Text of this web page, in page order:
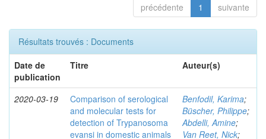
précédente 1 suivante
Résultats trouvés : Documents
Date de
publication
Titre Auteur(s)
2020-03-19
Comparison of serological
and molecular tests for
detection of Trypanosoma
evansi in domestic animals
Benfodil, Karima;
Büscher, Philippe;
Abdelli, Amine;
Van Reet, Nick;